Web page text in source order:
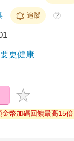
追蹤 ?
更健康
幣加碼回饋最高15倍